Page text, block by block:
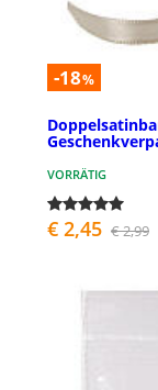
-18%
VORRÄTIG
€ 2,45 € 2,99